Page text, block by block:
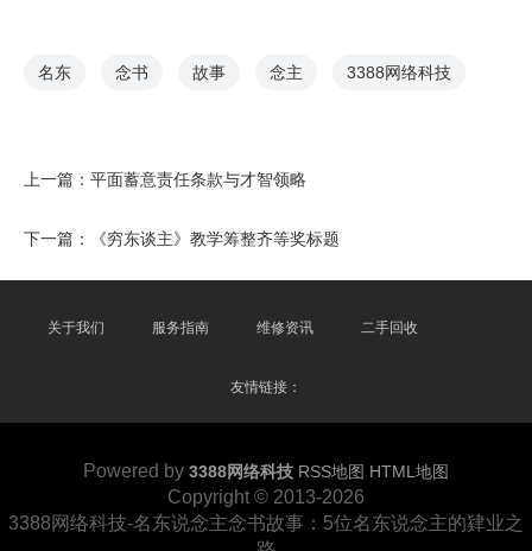
名东 念书 故事 念主 3388网络科技
上一篇： 平面蓄意责任条款与才智领略
下一篇： 《穷东谈主》教学筹整齐等奖标题
关于我们 服务指南 维修资讯 二手回收
友情链接：
Powered by 3388网络科技 RSS地图 HTML地图
Copyright © 2013-2026
3388网络科技-名东说念主念书故事：5位名东说念主的肄业之